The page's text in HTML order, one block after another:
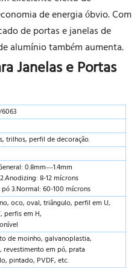
de energia óbvio. Com
de portas e janelas de
alumínio também aumenta.
Janelas e Portas
trilhos, perfil de decoração.
0.8mm—1.4mm
8-12 mícrons
3.Normal: 60-100 mícrons
oco, oval, triângulo, perfil em U,
perfis em H,
de moinho, galvanoplastia,
em pó, prata
pintado, PVDF, etc.